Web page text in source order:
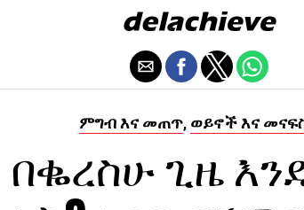
ምግብ እና መጠጥ, ወይኖች እና
በቈረስሁ ጊዜ